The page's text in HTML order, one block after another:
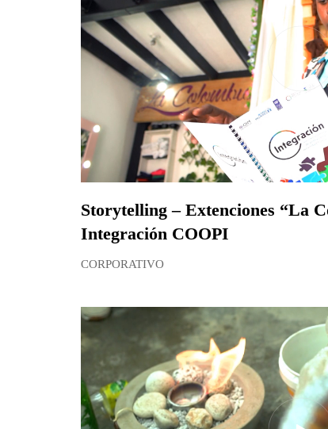
Storytelling – Extenciones “La
Integración COOPI
CORPORATIVO